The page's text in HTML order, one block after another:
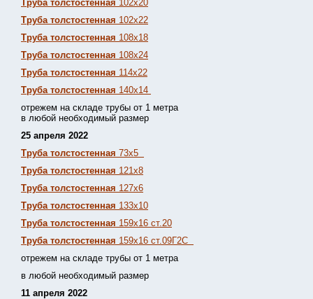
Труба толстостенная 102х20
Труба толстостенная 102х22
Труба толстостенная 108х18
Труба толстостенная 108х24
Труба толстостенная 114х22
Труба толстостенная 140х14
отрежем на складе трубы от 1 метра
в любой необходимый размер
25 апреля 2022
Труба толстостенная 73х5
Труба толстостенная 121х8
Труба толстостенная 127х6
Труба толстостенная 133х10
Труба толстостенная 159х16 ст.20
Труба толстостенная 159х16 ст.09Г2С
отрежем на складе трубы от 1 метра
в любой необходимый размер
11 апреля 2022